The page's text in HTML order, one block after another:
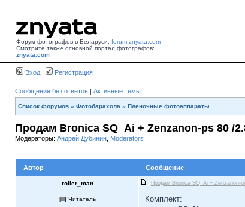
Форум фотографов в Беларуси: forum.znyata.com
Смотрите также основной портал фотографов:
znyata.com
Вход Регистрация
Сообщения без ответов | Активные темы
Список форумов » Фотобарахола » Пленочные фотоаппараты
Продам Bronica SQ_Ai + Zenzanon-ps 80 /
Модераторы: Андрей Дубинин Moderators
Автор
Сообщение
roller_man Продам Bronica SQ_Ai + Zenzanon-
[ ] Читатель
Комплект: